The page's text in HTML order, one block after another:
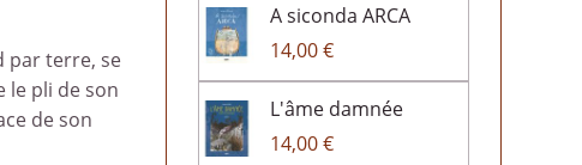
par terre, se
le pli de son
de son
A siconda ARCA
14,00 €
L'âme damnée
14,00 €